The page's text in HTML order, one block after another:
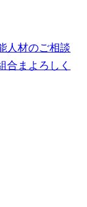
人材のご相談
合まよろしく